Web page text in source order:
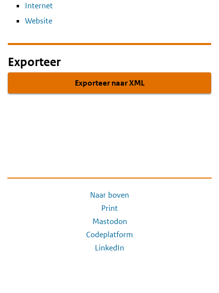
Internet
Website
Exporteer
Exporteer naar XML
Naar boven
Print
Mastodon
Codeplatform
LinkedIn